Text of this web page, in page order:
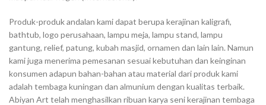
Produk-produk andalan kami dapat berupa kerajinan kaligrafi,
bathtub, logo perusahaan, lampu meja, lampu stand, lampu
gantung, relief, patung, kubah masjid, ornamen dan lain lain. Namun
kami juga menerima pemesanan sesuai kebutuhan dan keinginan
konsumen adapun bahan-bahan atau material dari produk kami
adalah tembaga kuningan dan almunium dengan kualitas terbaik.
Abiyan Art telah menghasilkan ribuan karya seni kerajinan tembaga